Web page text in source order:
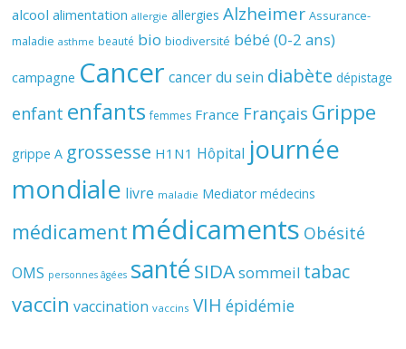
alcool alimentation allergie allergies Alzheimer Assurance-
maladie asthme beauté bio biodiversité bébé (0-2 ans)
campagne Cancer cancer du sein diabète dépistage
enfant enfants femmes France Français Grippe
grippe A grossesse H1N1 Hôpital journée
mondiale livre maladie Mediator médecins
médicament médicaments Obésité
OMS personnes âgées santé SIDAsommeil tabac
vaccin vaccination vaccins VIH épidémie